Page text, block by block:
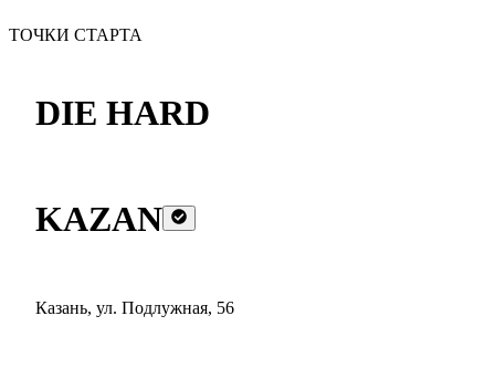
ТОЧКИ СТАРТА
DIE HARD
KAZAN
Казань, ул. Подлужная, 56